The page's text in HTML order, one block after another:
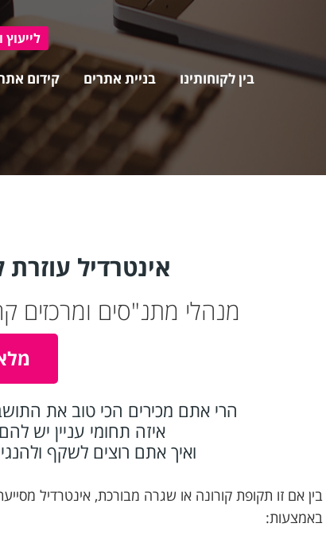
לייעוץ ו
בין לקוחותינו בניית אתרים קידום
אינטרדיל
מנהלי מתנ"סים ומרכזים
הרי אתם מכירים הכי טוב את
איזה תחומי עניין יש
ואיך אתם רוצים לשקף
בין אם זו תקופת קורונה או שגרה מבורכת, אינטרדיל
באמצעות: